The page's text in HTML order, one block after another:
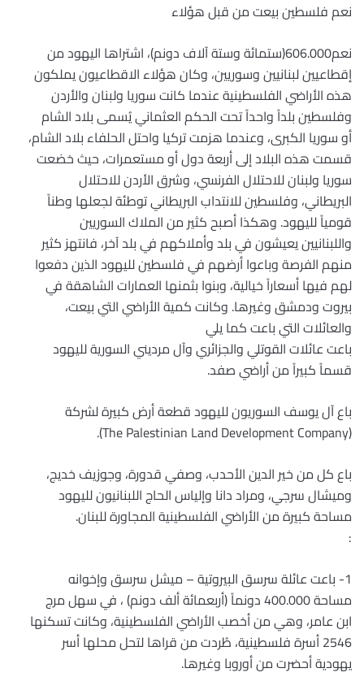
نعم فلسطين بيعت من قبل هؤلاء
نعم606.000(ستمائة وستة آلاف دونم)، اشتراها اليهود من
إقطاعيين لبنانيين وسوريين، وكان هؤلاء الاقطاعيون يملكون
هذه الأراضي الفلسطينية عندما كانت سوريا ولبنان والأردن
وفلسطين بلداً واحداً تحت الحكم العثماني يُسمى بلاد الشام
أو سوريا الكبرى، وعندما هزمت تركيا واحتل الحلفاء بلاد الشام،
قسمت هذه البلاد إلى أربعة دول أو مستعمرات، حيث خضعت
سوريا ولبنان للاحتلال الفرنسي، وشرق الأردن للاحتلال
البريطاني، وفلسطين للانتداب البريطاني توطئة لجعلها وطناً
قومياً لليهود. وهكذا أصبح كثير من الملاك السوريين
واللبنانيين يعيشون في بلد وأملاكهم في بلد آخر، فانتهز كثير
منهم الفرصة وباعوا أرضهم في فلسطين لليهود الذين دفعوا
لهم فيها أسعاراً خيالية، وبنوا بثمنها العمارات الشاهقة في
بيروت ودمشق وغيرها. وكانت كمية الأراضي التي بيعت،
والعائلات التي باعت كما يلي
باعت عائلات القوتلي والجزائري وآل مرديني السورية لليهود
قسماً كبيراً من أراضي صفد.
باع آل يوسف السوريون لليهود قطعة أرض كبيرة لشركة
(The Palestinian Land Development Company).
باع كل من خير الدين الأحدب، وصفي قدورة، وجوزيف خديج،
وميشال سرجي، ومراد دانا وإلياس الحاج اللبنانيون لليهود
مساحة كبيرة من الأراضي الفلسطينية المجاورة للبنان.
:
1- باعت عائلة سرسق البيروتية – ميشل سرسق وإخوانه
مساحة 400.000 دونماً (أربعمائة ألف دونم) ، في سهل مرج
ابن عامر، وهي من أخصب الأراضي الفلسطينية، وكانت تسكنها
2546 أسرة فلسطينية، طُردت من قراها لتحل محلها أسر
يهودية أحضرت من أوروبا وغيرها.